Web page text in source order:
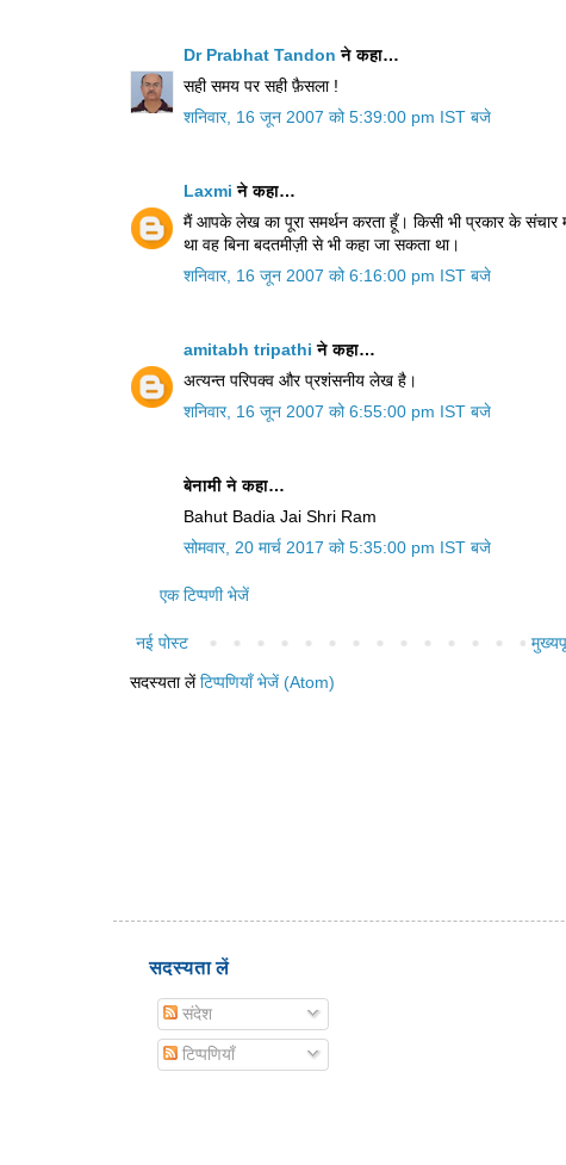
Dr Prabhat Tandon ने कहा…
सही समय पर सही फ़ैसला !
शनिवार, 16 जून 2007 को 5:39:00 pm IST बजे
Laxmi ने कहा…
मैं आपके लेख का पूरा समर्थन करता हूँ। किसी भी प्रकार के
था वह बिना बदतमीज़ी से भी कहा जा सकता था।
शनिवार, 16 जून 2007 को 6:16:00 pm IST बजे
amitabh tripathi ने कहा…
अत्यन्त परिपक्व और प्रशंसनीय लेख है।
शनिवार, 16 जून 2007 को 6:55:00 pm IST बजे
बेनामी ने कहा…
Bahut Badia Jai Shri Ram
सोमवार, 20 मार्च 2017 को 5:35:00 pm IST बजे
एक टिप्पणी भेजें
नई पोस्ट
सदस्यता लेंटिप्पणियाँ भेजें (Atom)
सदस्यता लें
संदेश
टिप्पणियाँ